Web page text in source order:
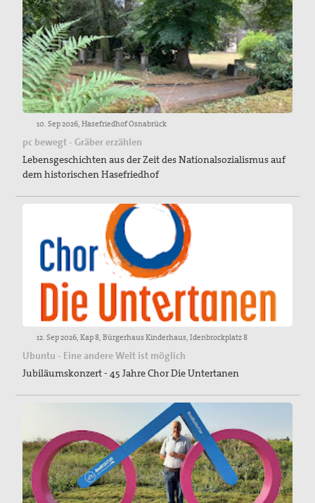
10. Sep 2026, Hasefriedhof Osnabrück
pc bewegt - Gräber erzählen
Lebensgeschichten aus der Zeit des Nationalsozialismus auf
dem historischen Hasefriedhof
12. Sep 2026, Kap 8, Bürgerhaus Kinderhaus, Idenbrockplatz 8
Ubuntu - Eine andere Welt ist möglich
Jubiläumskonzert - 45 Jahre Chor Die Untertanen